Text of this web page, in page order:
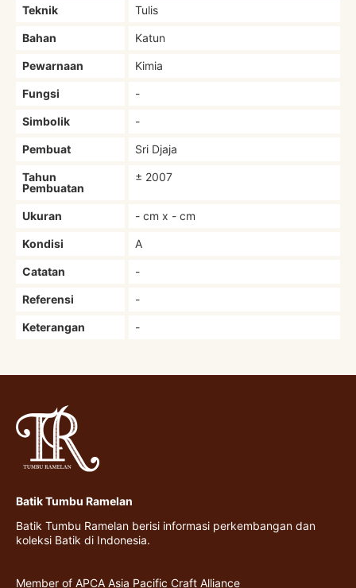
Teknik Tulis
Bahan Katun
Pewarnaan Kimia
Fungsi -
Simbolik -
Pembuat Sri Djaja
Tahun
Pembuatan
± 2007
Ukuran - cm x - cm
Kondisi A
Catatan -
Referensi -
Keterangan -
Batik Tumbu Ramelan
Batik Tumbu Ramelan berisi informasi perkembangan dan
koleksi Batik di Indonesia.
Member of APCA Asia Pacific Craft Alliance